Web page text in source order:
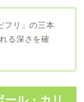
フリ」の三本
る深さを確